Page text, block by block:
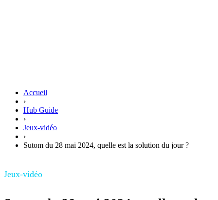
Accueil
›
Hub Guide
›
Jeux-vidéo
›
Sutom du 28 mai 2024, quelle est la solution du jour ?
Jeux-vidéo